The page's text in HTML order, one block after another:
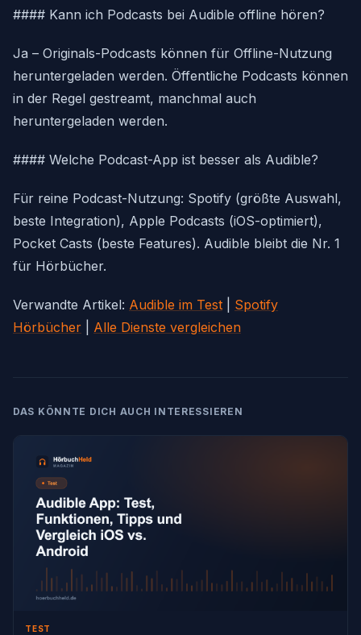
#### Kann ich Podcasts bei Audible offline hören?
Ja – Originals-Podcasts können für Offline-Nutzung
heruntergeladen werden. Öffentliche Podcasts können
in der Regel gestreamt, manchmal auch
heruntergeladen werden.
#### Welche Podcast-App ist besser als Audible?
Für reine Podcast-Nutzung: Spotify (größte Auswahl,
beste Integration), Apple Podcasts (iOS-optimiert),
Pocket Casts (beste Features). Audible bleibt die Nr. 1
für Hörbücher.
Verwandte Artikel: Audible im Test
Spotify
Hörbücher
Alle Dienste vergleichen
DAS KÖNNTE DICH AUCH INTERESSIEREN
TEST